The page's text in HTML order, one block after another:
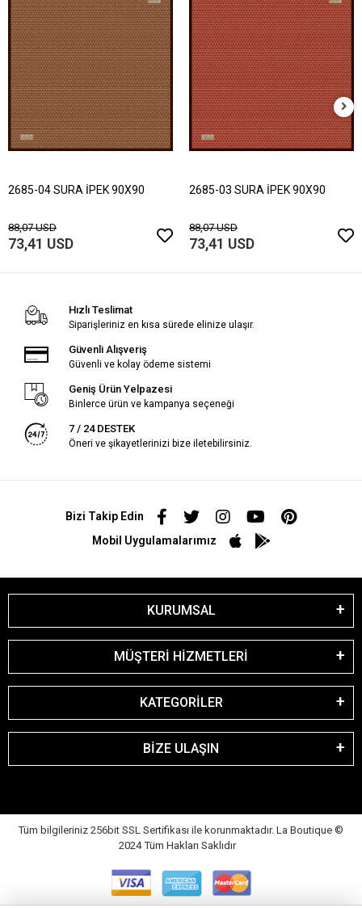
2685-04 SURA İPEK 90X90
88,07 USD
73,41 USD
2685-03 SURA İPEK 90X90
88,07 USD
73,41 USD
Hızlı Teslimat
Siparişleriniz en kısa sürede elinize ulaşır.
Güvenli Alışveriş
Güvenli ve kolay ödeme sistemi
Geniş Ürün Yelpazesi
Binlerce ürün ve kampanya seçeneği
7 / 24 DESTEK
Öneri ve şikayetlerinizi bize iletebilirsiniz.
Bizi Takip Edin
Mobil Uygulamalarımız
KURUMSAL
MÜŞTERİ HİZMETLERİ
KATEGORİLER
BİZE ULAŞIN
Tüm bilgileriniz 256bit SSL Sertifikası ile korunmaktadır. La Boutique ©
2024 Tüm Hakları Saklıdır